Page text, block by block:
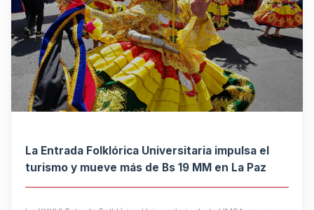
La Entrada Folklórica Universitaria impulsa el
turismo y mueve más de Bs 19 MM en La Paz